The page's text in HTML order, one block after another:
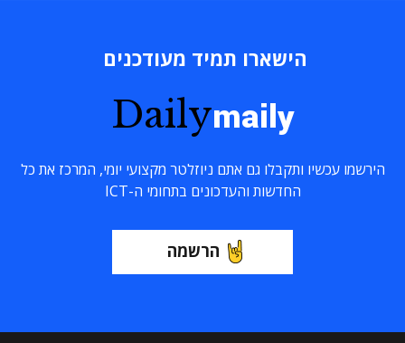
הישארו תמיד מעודכנים
Dailymaily
הירשמו עכשיו ותקבלו גם אתם ניוזלטר מקצועי יומי, המרכז את כל
החדשות והעדכונים בתחומי ה-ICT
הרשמה